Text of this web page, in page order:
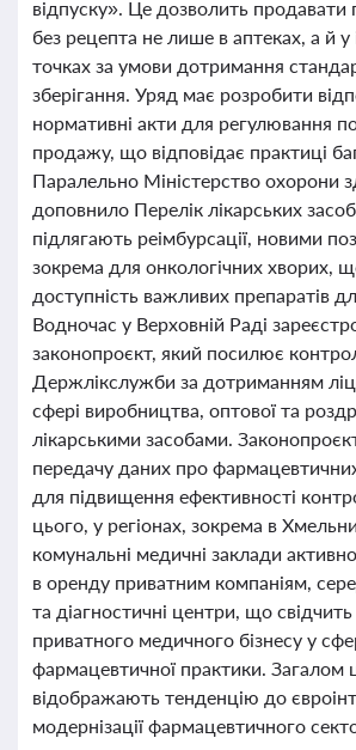
відпуску». Це дозволить продавати
без рецепта не лише в аптеках, а й
точках за умови дотримання
зберігання. Уряд має розробити
нормативні акти для регулювання
продажу, що відповідає практиці
Паралельно Міністерство охорони
доповнило Перелік лікарських
підлягають реімбурсації, новими
зокрема для онкологічних хворих,
доступність важливих препаратів
Водночас у Верховній Раді
законопроєкт, який посилює
Держлікслужби за дотриманням
сфері виробництва, оптової та
лікарськими засобами.
передачу даних про
для підвищення ефективності
цього, у регіонах, зокрема в
комунальні медичні заклади
в оренду приватним компаніям,
та діагностичні центри, що
приватного медичного бізнесу у
фармацевтичної практики. Загалом
відображають тенденцію до
модернізації фармацевтичного